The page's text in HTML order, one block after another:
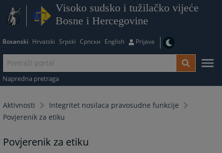
Visoko sudsko i tužilačko vijeće
Bosne i Hercegovine
Bosanski Hrvatski Srpski Српски English Prijava
Napredna pretraga
Aktivnosti
Integritet nosilaca pravosudne funkcije
Povjerenik za etiku
Povjerenik za etiku